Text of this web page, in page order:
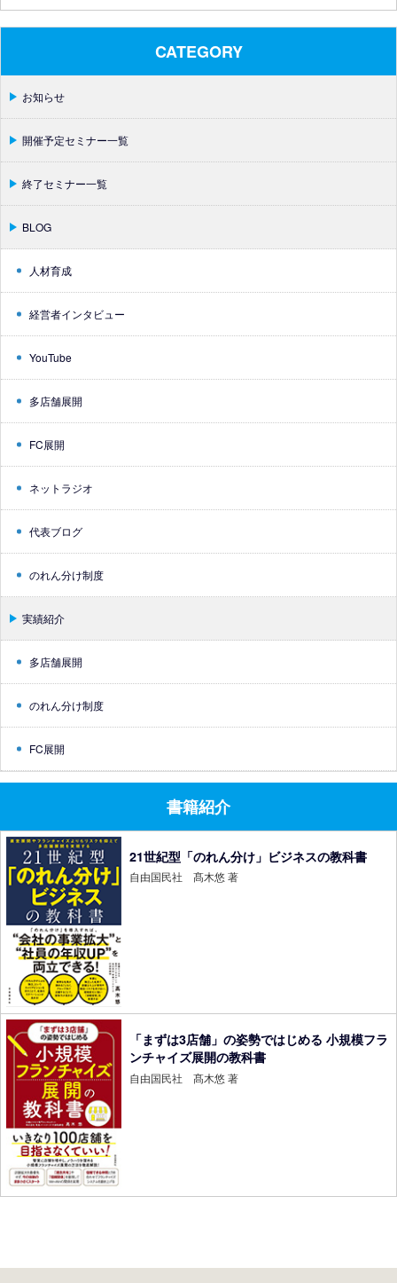
CATEGORY
お知らせ
開催予定セミナー一覧
終了セミナー一覧
BLOG
人材育成
経営者インタビュー
YouTube
多店舗展開
FC展開
ネットラジオ
代表ブログ
のれん分け制度
実績紹介
多店舗展開
のれん分け制度
FC展開
書籍紹介
21世紀型「のれん分け」ビジネスの教科書
自由国民社 髙木悠 著
「まずは3店舗」の姿勢ではじめる 小規模フラ
ンチャイズ展開の教科書
自由国民社 髙木悠 著